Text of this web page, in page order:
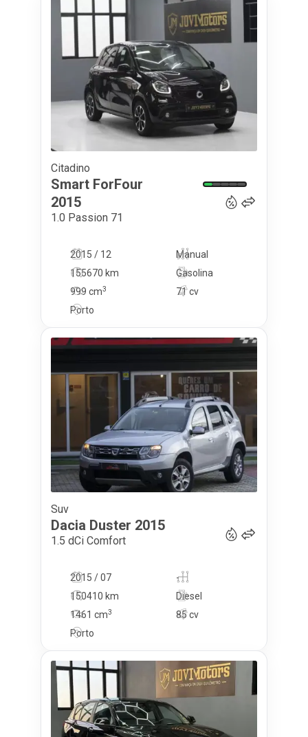
Citadino
Smart ForFour
2015
1.0 Passion 71
2015 / 12
Manual
155670 km
71 cv
Gasolina
999 cm3
Porto
Suv
Dacia Duster 2015
1.5 dCi Comfort
2015 / 07
-
150410 km
85 cv
Diesel
1461 cm3
Porto